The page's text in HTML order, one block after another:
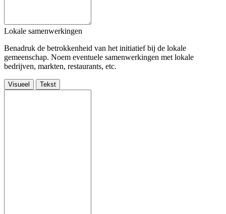
Lokale samenwerkingen
Benadruk de betrokkenheid van het initiatief bij de lokale
gemeenschap. Noem eventuele samenwerkingen met lokale
bedrijven, markten, restaurants, etc.
Visueel Tekst